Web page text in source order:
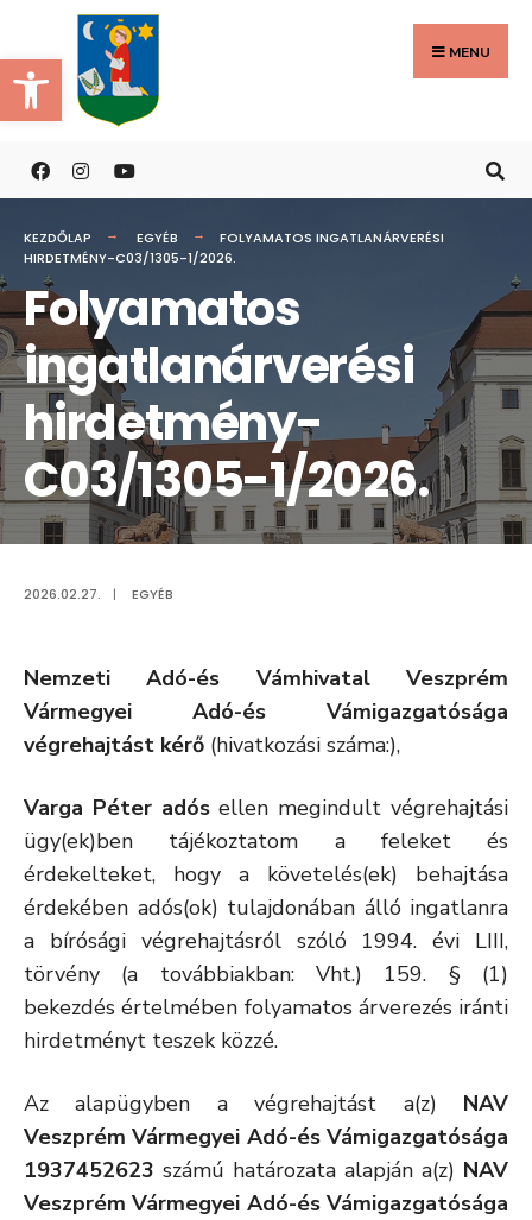
Eszköztár megnyitása
to
content
MENU
KEZDŐLAP EGYÉB
FOLYAMATOS INGATLANÁRVERÉSI
HIRDETMÉNY-C03/1305-1/2026.
Folyamatos
ingatlanárverési
hirdetmény-
C03/1305-1/2026.
2026.02.27. | EGYÉB
Nemzeti Adó-és Vámhivatal Veszprém
Vármegyei Adó-és Vámigazgatósága
végrehajtást kérő (hivatkozási száma:),
Varga Péter adósellen megindult végrehajtási
ügy(ek)ben tájékoztatom a feleket és
érdekelteket, hogy a követelés(ek) behajtása
érdekében adós(ok) tulajdonában álló ingatlanra
a bírósági végrehajtásról szóló 1994. évi LIII,
törvény (a továbbiakban: Vht.) 159. § (1)
bekezdés értelmében folyamatos árverezés iránti
hirdetményt teszek közzé.
Az alapügyben a végrehajtást a(z) NAV
Veszprém Vármegyei Adó-és Vámigazgatósága
1937452623 számú határozata alapján a(z) NAV
Veszprém Vármegyei Adó-és Vámigazgatósága
Search